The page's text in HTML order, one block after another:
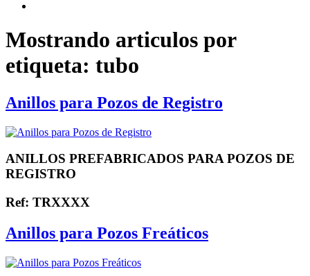
Mostrando articulos por
etiqueta: tubo
Anillos para Pozos de Registro
ANILLOS PREFABRICADOS PARA POZOS DE
REGISTRO
Ref: TRXXXX
Anillos para Pozos Freáticos